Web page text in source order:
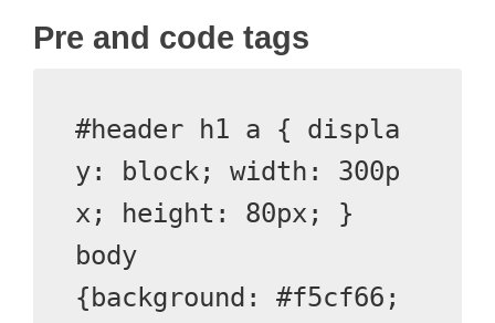
Pre and code tags
#header h1 a { displa
y: block; width: 300p
x; height: 80px; }
body
{background: #f5cf66;